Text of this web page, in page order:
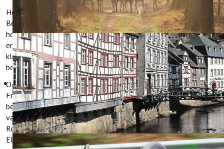
Het hotel ligt tussen het Nationaal Park Eifel en Duits-
Belgische Natuurpark Hohes Venn. Vanuit de achtertuin van het
hotel wandelt u direct het woud in. Het unieke landschap is
enorm gevarieerd. Rivieren, beken, meren en reservoirs, de
kleurrijke diversiteit van plantensoorten en open en beboste
bergen en dalen.
Ooit werd de Eifel bewoond door de Kelten, de Romeinen en de
Franken. De getuigen van hun cultuur kunnen nog steeds
bewonderd worden: Romantische steden met middeleeuwse
vakwerkhuizen zoals Monschau, fascinerende overblijfselen van
Romeinse bouwwerken en indrukwekkende burchten zoals Burg
Eltz.